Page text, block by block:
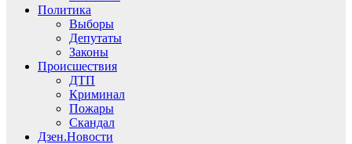
Политика
Выборы
Депутаты
Законы
Происшествия
ДТП
Криминал
Пожары
Скандал
Дзен.Новости